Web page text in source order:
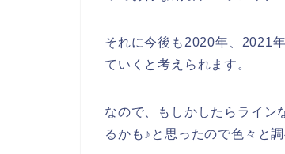
それに今後も2020年、2021
ていくと考えられます。
なので、もしかしたらライン
るかも♪と思ったので色々と